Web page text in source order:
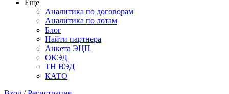
Еще
Аналитика по договорам
Аналитика по лотам
Блог
Найти партнера
Анкета ЭЦП
ОКЭД
ТН ВЭД
КАТО